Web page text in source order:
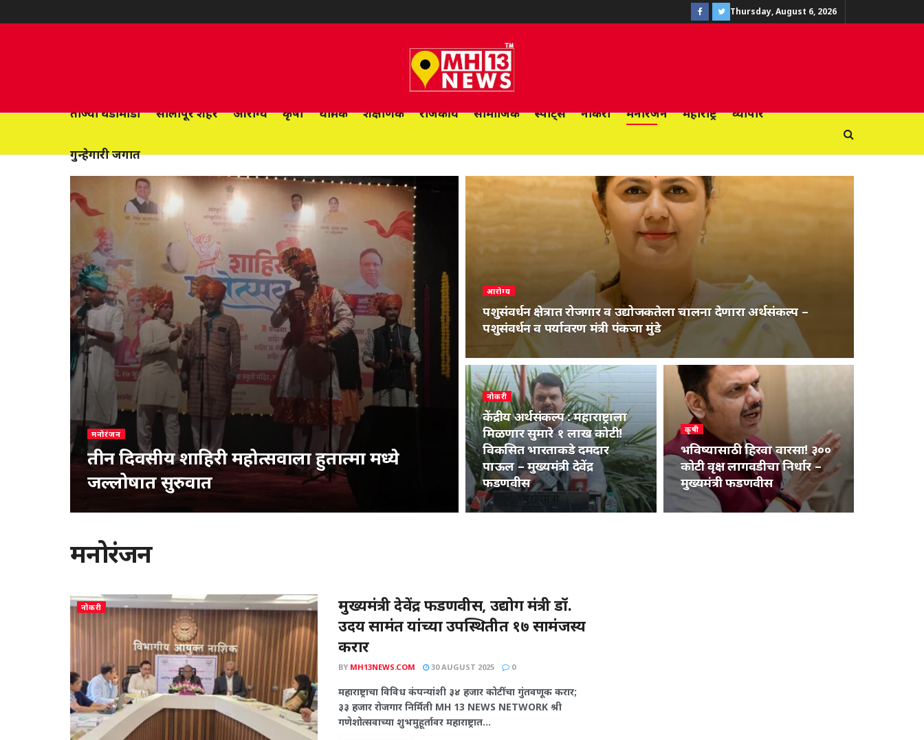
Thursday, August 6, 2026
ताज्या घडामोडी सोलापूर शहर आरोग्य कृषी धार्मिक शैक्षणिक राजकीय सामाजिक स्पोर्ट्स नोकरी मनोरंजन महाराष्ट्र व्यापार
गुन्हेगारी जगात
मनोरंजन
तीन दिवसीय शाहिरी महोत्सवाला हुतात्मा मध्ये
जल्लोषात सुरुवात
आरोग्य
पशुसंवर्धन क्षेत्रात रोजगार व उद्योजकतेला चालना देणारा अर्थसंकल्प –
पशुसंवर्धन व पर्यावरण मंत्री पंकजा मुंडे
नोकरी
केंद्रीय अर्थसंकल्प : महाराष्ट्राला
मिळणार सुमारे १ लाख कोटी!
विकसित भारताकडे दमदार
पाऊल – मुख्यमंत्री देवेंद्र
फडणवीस
कृषी
भविष्यासाठी हिरवा वारसा! ३००
कोटी वृक्ष लागवडीचा निर्धार –
मुख्यमंत्री फडणवीस
मनोरंजन
नोकरी
मुख्यमंत्री देवेंद्र फडणवीस, उद्योग मंत्री डॉ.
उदय सामंत यांच्या उपस्थितीत १७ सामंजस्य
करार
BY MH13NEWS.COM 30 AUGUST 2025 0
महाराष्ट्राचा विविध कंपन्यांशी ३४ हजार कोटींचा गुंतवणूक करार;
३३ हजार रोजगार निर्मिती MH 13 NEWS NETWORK श्री
गणेशोत्सवाच्या शुभमुहूर्तावर महाराष्ट्रात...